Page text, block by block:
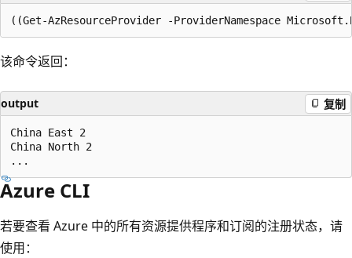
该命令返回：
output 复制
China East 2
China North 2
Azure CLI
若要查看 Azure 中的所有资源提供程序和订阅的注册状态，请
使用：